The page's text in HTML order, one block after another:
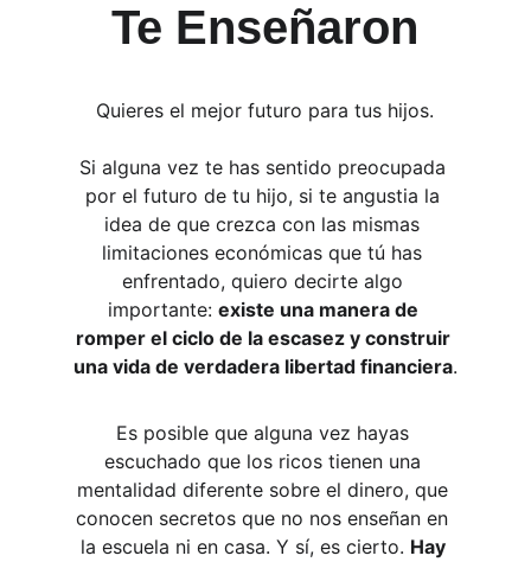
Te Enseñaron
Quieres el mejor futuro para tus hijos.
Si alguna vez te has sentido preocupada
por el futuro de tu hijo, si te angustia la
idea de que crezca con las mismas
limitaciones económicas que tú has
enfrentado, quiero decirte algo
importante: existe una manera de
romper el ciclo de la escasez y construir
una vida de verdadera libertad financiera.
Es posible que alguna vez hayas
escuchado que los ricos tienen una
mentalidad diferente sobre el dinero, que
conocen secretos que no nos enseñan en
la escuela ni en casa. Y sí, es cierto. Hay